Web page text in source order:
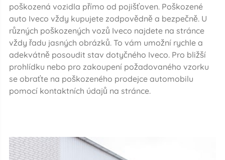
poškozená vozidla přímo od pojišťoven. Poškozené
auto Iveco vždy kupujete zodpovědně a bezpečně. U
různých poškozených vozů Iveco najdete na stránce
vždy řadu jasných obrázků. To vám umožní rychle a
adekvátně posoudit stav dotyčného Iveco. Pro bližší
prohlídku nebo pro zakoupení požadovaného vzorku
se obraťte na poškozeného prodejce automobilu
pomocí kontaktních údajů na stránce.